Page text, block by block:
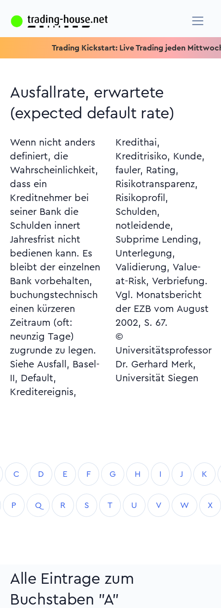
Trading Kickstart: Live Trading jeden Mittwoch um
Ausfallrate, erwartete
(expected default rate)
Wenn nicht anders
definiert, die
Wahrscheinlichkeit,
dass ein
Kreditnehmer bei
seiner Bank die
Schulden innert
Jahresfrist nicht
bedienen kann. Es
bleibt der einzelnen
Bank vorbehalten,
buchungstechnisch
einen kürzeren
Zeitraum (oft:
neunzig Tage)
zugrunde zu legen.
Siehe Ausfall, Basel-
II, Default,
Kreditereignis,
Kredithai,
Kreditrisiko, Kunde,
fauler, Rating,
Risikotransparenz,
Risikoprofil,
Schulden,
notleidende,
Subprime Lending,
Unterlegung,
Validierung, Value-
at-Risk, Verbriefung.
Vgl. Monatsbericht
der EZB vom August
2002, S. 67.
©
Universitätsprofessor
Dr. Gerhard Merk,
Universität Siegen
C D E F G H I J K
P Q R S T U V W X
Alle Eintrage zum
Buchstaben "A"